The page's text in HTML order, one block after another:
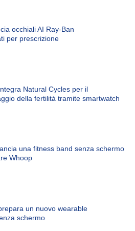
occhiali AI Ray-Ban
per prescrizione
Natural Cycles per il
della fertilità tramite smartwatch
una fitness band senza schermo
Whoop
un nuovo wearable
schermo